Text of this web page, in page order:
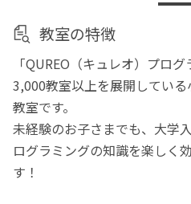
教室の特徴
「QUREO（キュレオ）プロ
3,000教室以上を展開してい
教室です。
未経験のお子さまでも、大学
ログラミングの知識を楽しく
す！